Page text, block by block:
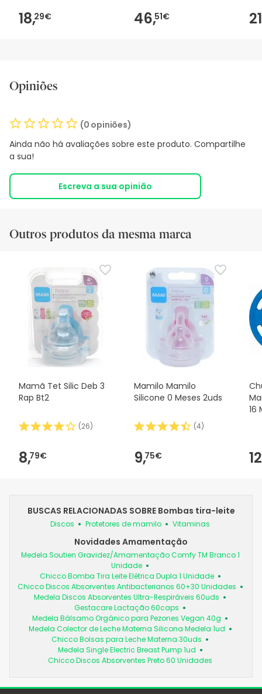
18,29€ 46,51€
Opiniões
(0 opiniões)
Ainda não há avaliações sobre este produto. Compartilhe
a sua!
Escreva a sua opinião
Outros produtos da mesma marca
Mamã Tet Silic Deb 3
Rap Bt2
(26)
8,79€
Mamilo Mamilo
Silicone 0 Meses 2uds
(4)
9,75€
16
BUSCAS RELACIONADAS SOBRE Bombas tira-leite
Discos Protetores de mamilo Vitaminas
Novidades Amamentação
Medela Soutien Gravidez/Amamentação Comfy TM Branco 1
Unidade
Chicco Bomba Tira Leite Elétrica Dupla 1 Unidade
Chicco Discos Absorventes Antibacterianos 60+30 Unidades
Medela Discos Absorventes Ultra-Respiráveis 60uds
Gestacare Lactação 60caps
Medela Bálsamo Orgánico para Pezones Vegan 40g
Medela Colector de Leche Materna Silicona Medela 1ud
Chicco Bolsas para Leche Materna 30uds
Medela Single Electric Breast Pump 1ud
Chicco Discos Absorventes Preto 60 Unidades